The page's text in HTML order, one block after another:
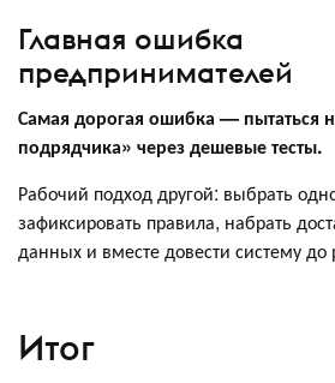
Главная ошибка
предпринимателей
Самая дорогая ошибка — пытаться
подрядчика» через дешевые тесты.
Рабочий подход другой: выбрать
зафиксировать правила, набрать
данных и вместе довести систему до
Итог